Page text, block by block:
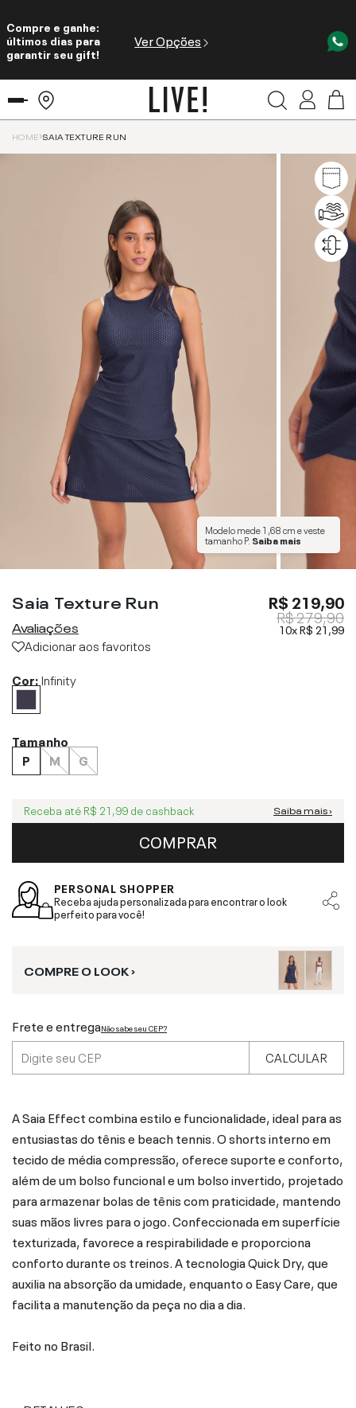
Compre e ganhe:
últimos dias para
garantir seu gift!
Ver Opções
HOME SAIA TEXTURE RUN
Modelo mede1,68 cme veste
tamanhoP. Saiba mais
Saia Texture Run
Avaliações
Adicionar aos favoritos
R$ 219,90
R$ 279,90
10xR$ 21,99
Cor:Infinity
Tamanho
P
M G
Receba até R$ 21,99 de cashback Saiba mais ›
COMPRAR
PERSONAL SHOPPER
Receba ajuda personalizada para encontrar o look
perfeito para você!
COMPRE O LOOK ›
Frete e entregaNão sabe seu CEP?
CALCULAR
A Saia Effect combina estilo e funcionalidade, ideal para as
entusiastas do tênis e beach tennis. O shorts interno em
tecido de média compressão, oferece suporte e conforto,
além de um bolso funcional e um bolso invertido, projetado
para armazenar bolas de tênis com praticidade, mantendo
suas mãos livres para o jogo. Confeccionada em superfície
texturizada, favorece a respirabilidade e proporciona
conforto durante os treinos. A tecnologia Quick Dry, que
auxilia na absorção da umidade, enquanto o Easy Care, que
facilita a manutenção da peça no dia a dia.
Feito no Brasil.